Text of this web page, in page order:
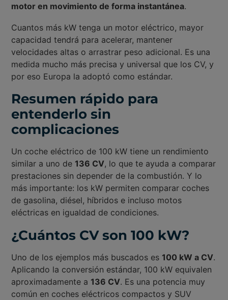
motor en movimiento de forma instantánea.
Cuantos más kW tenga un motor eléctrico, mayor
capacidad tendrá para acelerar, mantener
velocidades altas o arrastrar peso adicional. Es una
medida mucho más precisa y universal que los CV, y
por eso Europa la adoptó como estándar.
Resumen rápido para
entenderlo sin
complicaciones
Un coche eléctrico de 100 kW tiene un rendimiento
similar a uno de 136 CV, lo que te ayuda a comparar
prestaciones sin depender de la combustión. Y lo
más importante: los kW permiten comparar coches
de gasolina, diésel, híbridos e incluso motos
eléctricas en igualdad de condiciones.
¿Cuántos CV son 100 kW?
Uno de los ejemplos más buscados es 100 kW a CV.
Aplicando la conversión estándar, 100 kW equivalen
aproximadamente a 136 CV. Es una potencia muy
común en coches eléctricos compactos y SUV